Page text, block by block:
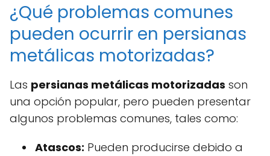
¿Qué problemas comunes
pueden ocurrir en persianas
metálicas motorizadas?
Las persianas metálicas motorizadas son
una opción popular, pero pueden presentar
algunos problemas comunes, tales como:
Atascos: Pueden producirse debido a